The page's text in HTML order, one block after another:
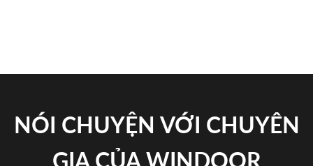
NÓI CHUYỆN VỚI CHUYÊN